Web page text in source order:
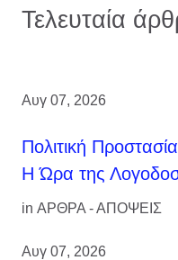
Τελευταία
Αυγ 07, 2026
Πολιτική
Η Ώρα της
in ΑΡΘΡΑ - ΑΠΟΨΕΙΣ
Αυγ 07, 2026